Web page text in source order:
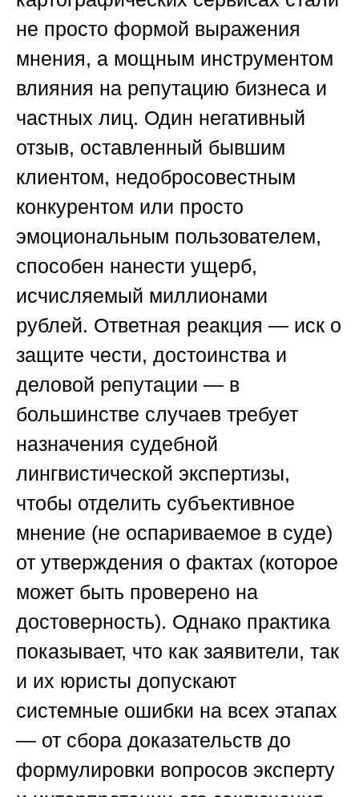
не просто формой выражения
мнения, а мощным инструментом
влияния на репутацию бизнеса и
частных лиц. Один негативный
отзыв, оставленный бывшим
клиентом, недобросовестным
конкурентом или просто
эмоциональным пользователем,
способен нанести ущерб,
исчисляемый миллионами
рублей. Ответная реакция — иск о
защите чести, достоинства и
деловой репутации — в
большинстве случаев требует
назначения судебной
лингвистической экспертизы,
чтобы отделить субъективное
мнение (не оспариваемое в суде)
от утверждения о фактах (которое
может быть проверено на
достоверность). Однако практика
показывает, что как заявители, так
и их юристы допускают
системные ошибки на всех этапах
— от сбора доказательств до
формулировки вопросов эксперту